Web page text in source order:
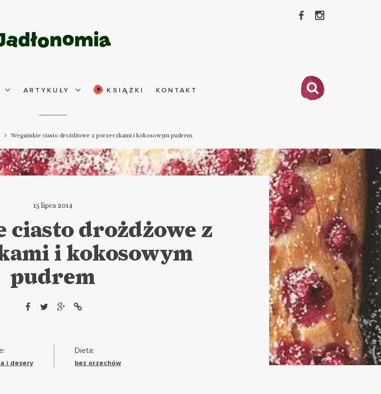
ARTYKUŁY KSIĄŻKI KONTAKT
Wegańskie ciasto drożdżowe z porzeczkami i kokosowym pudrem
15 lipca 2014
ciasto drożdżowe z
i kokosowym
pudrem
i desery
Dieta:
bez orzechów